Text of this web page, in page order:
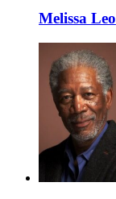
Melissa Leo